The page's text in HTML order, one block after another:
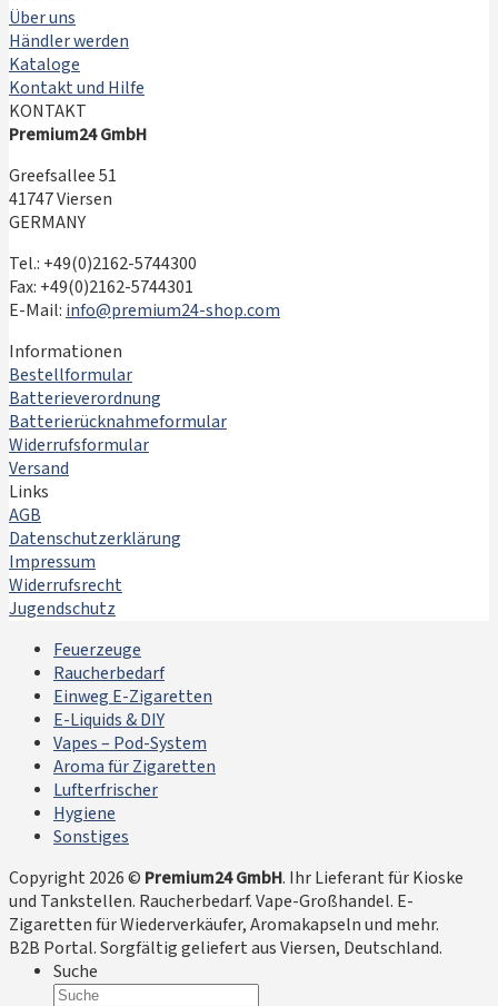
Über uns
Händler werden
Kataloge
Kontakt und Hilfe
KONTAKT
Premium24 GmbH
Greefsallee 51
41747 Viersen
GERMANY
Tel.: +49(0)2162-5744300
Fax: +49(0)2162-5744301
E-Mail:info@premium24-shop.com
Informationen
Bestellformular
Batterieverordnung
Batterierücknahmeformular
Widerrufsformular
Versand
Links
AGB
Datenschutzerklärung
Impressum
Widerrufsrecht
Jugendschutz
Feuerzeuge
Raucherbedarf
Einweg E-Zigaretten
E-Liquids & DIY
Vapes – Pod-System
Aroma für Zigaretten
Lufterfrischer
Hygiene
Sonstiges
Copyright 2026 © Premium24 GmbH. Ihr Lieferant für Kioske
und Tankstellen. Raucherbedarf. Vape-Großhandel. E-
Zigaretten für Wiederverkäufer, Aromakapseln und mehr.
B2B Portal. Sorgfältig geliefert aus Viersen, Deutschland.
Suche